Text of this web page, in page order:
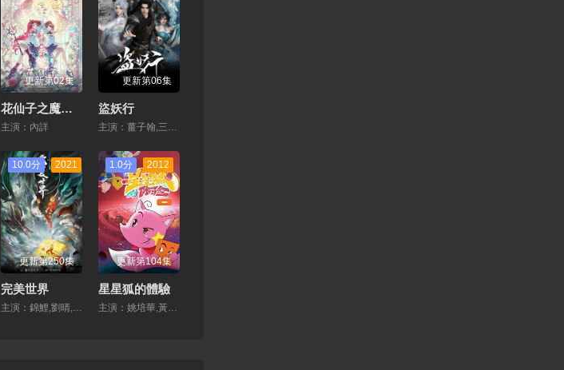
更新第02集
花仙子之魔法香對論
主演：內詳
更新第06集
盜妖行
主演：薑子翰,三天,楊瑨晗,畢瑩超,阿沁,馮澤銳,唐策,閆子蔚,阮伊菲,劉李橋,家明,康瀟文
10.0分 2021
更新第250集
完美世界
主演：錦鯉,劉晴,趙雙,吳楚越,閻麼麼,宣曉鳴
1.0分 2012
更新第104集
星星狐的體驗
主演：姚培華,黃怡晴